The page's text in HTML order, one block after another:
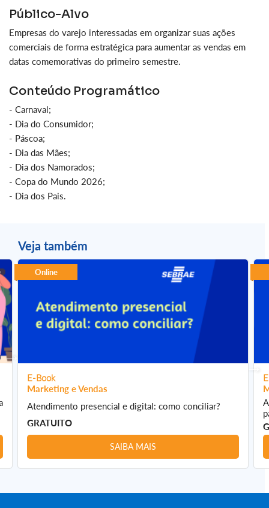
Público-Alvo
Empresas do varejo interessadas em organizar suas ações
comerciais de forma estratégica para aumentar as vendas em
datas comemorativas do primeiro semestre.
Conteúdo Programático
- Carnaval;
- Dia do Consumidor;
- Páscoa;
- Dia das Mães;
- Dia dos Namorados;
- Copa do Mundo 2026;
- Dia dos Pais.
Veja também
Online
E-Book
Marketing e Vendas
Atendimento presencial e digital: como conciliar?
GRATUITO
SAIBA MAIS